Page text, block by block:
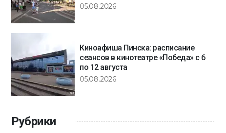
05.08.2026
Киноафиша Пинска: расписание
сеансов в кинотеатре «Победа» с 6
по 12 августа
05.08.2026
Рубрики